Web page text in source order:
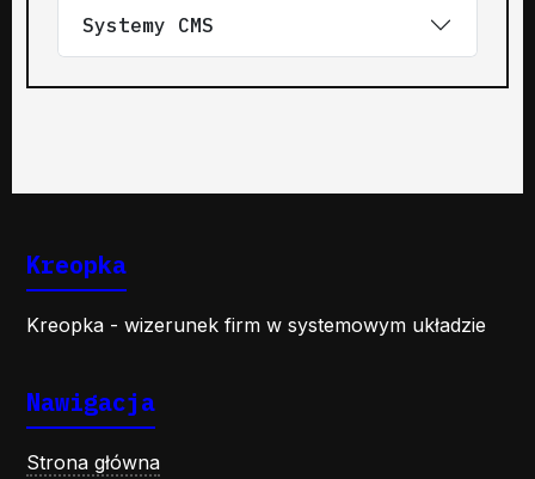
Systemy CMS
Kreopka
Kreopka - wizerunek firm w systemowym układzie
Nawigacja
Strona główna